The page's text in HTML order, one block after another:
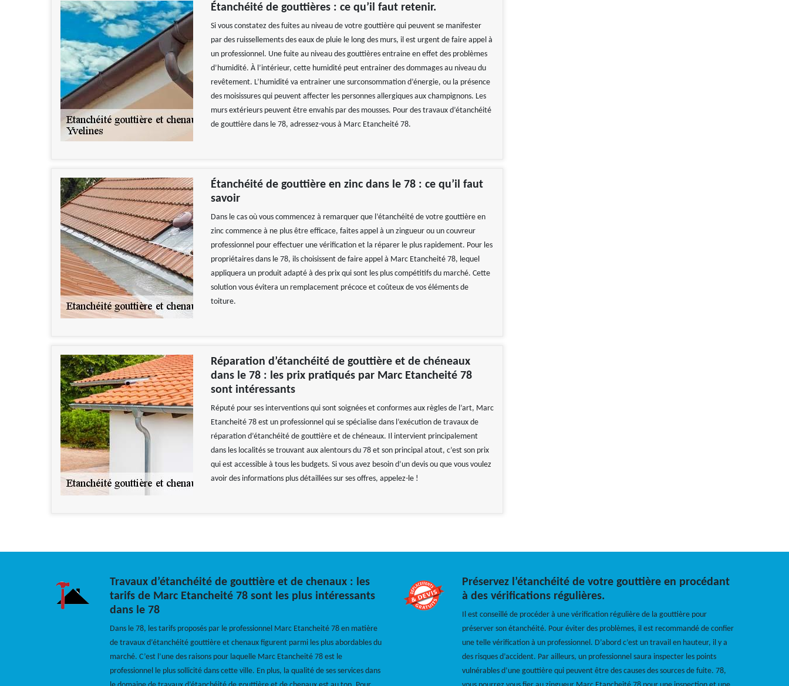
Étanchéité de gouttières : ce qu’il faut retenir.
Si vous constatez des fuites au niveau de votre gouttière qui peuvent se manifester
par des ruissellements des eaux de pluie le long des murs, il est urgent de faire appel à
un professionnel. Une fuite au niveau des gouttières entraine en effet des problèmes
d’humidité. À l’intérieur, cette humidité peut entrainer des dommages au niveau du
revêtement. L’humidité va entrainer une surconsommation d’énergie, ou la présence
des moisissures qui peuvent affecter les personnes allergiques aux champignons. Les
murs extérieurs peuvent être envahis par des mousses. Pour des travaux d’étanchéité
de gouttière dans le 78, adressez-vous à Marc Etancheité 78.
Étanchéité de gouttière en zinc dans le 78 : ce qu’il faut
savoir
Dans le cas où vous commencez à remarquer que l’étanchéité de votre gouttière en
zinc commence à ne plus être efficace, faites appel à un zingueur ou un couvreur
professionnel pour effectuer une vérification et la réparer le plus rapidement. Pour les
propriétaires dans le 78, ils choisissent de faire appel à Marc Etancheité 78, lequel
appliquera un produit adapté à des prix qui sont les plus compétitifs du marché. Cette
solution vous évitera un remplacement précoce et coûteux de vos éléments de
toiture.
Réparation d’étanchéité de gouttière et de chéneaux
dans le 78 : les prix pratiqués par Marc Etancheité 78
sont intéressants
Réputé pour ses interventions qui sont soignées et conformes aux règles de l’art, Marc
Etancheité 78 est un professionnel qui se spécialise dans l’exécution de travaux de
réparation d’étanchéité de gouttière et de chéneaux. Il intervient principalement
dans les localités se trouvant aux alentours du 78 et son principal atout, c’est son prix
qui est accessible à tous les budgets. Si vous avez besoin d’un devis ou que vous voulez
avoir des informations plus détaillées sur ses offres, appelez-le !
Travaux d’étanchéité de gouttière et de chenaux : les
tarifs de Marc Etancheité 78 sont les plus intéressants
dans le 78
Dans le 78, les tarifs proposés par le professionnel Marc Etancheité 78 en matière
de travaux d’étanchéité gouttière et chenaux figurent parmi les plus abordables du
marché. C’est l’une des raisons pour laquelle Marc Etancheité 78 est le
professionnel le plus sollicité dans cette ville. En plus, la qualité de ses services dans
Préservez l’étanchéité de votre gouttière en procédant
à des vérifications régulières.
Il est conseillé de procéder à une vérification régulière de la gouttière pour
préserver son étanchéité. Pour éviter des problèmes, il est recommandé de confier
une telle vérification à un professionnel. D’abord c’est un travail en hauteur, il y a
des risques d’accident. Par ailleurs, un professionnel saura inspecter les points
vulnérables d’une gouttière qui peuvent être des causes des sources de fuite. 78,